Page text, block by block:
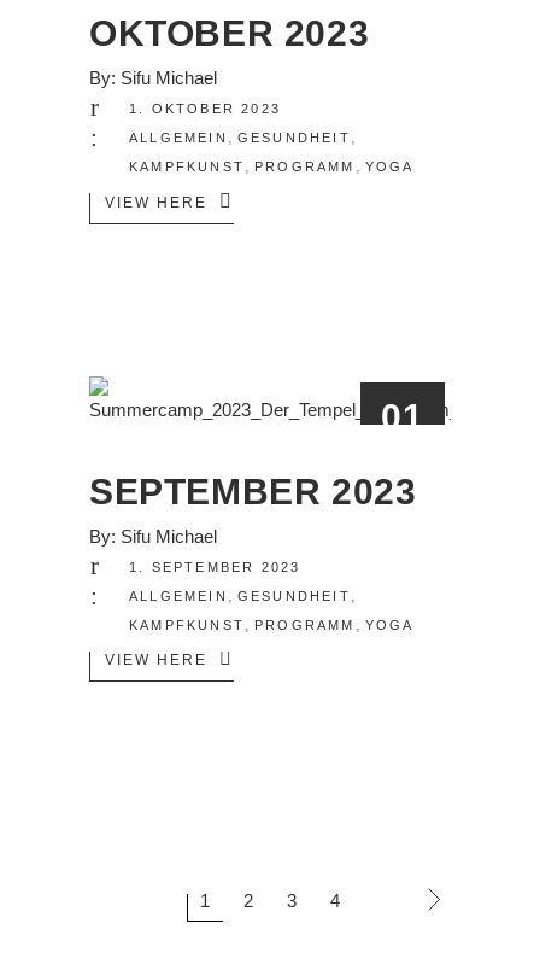
OKTOBER 2023
By: Sifu Michael
1. OKTOBER 2023
ALLGEMEIN
GESUNDHEIT
KAMPFKUNST PROGRAMM YOGA
VIEW HERE
01
SEPTEMBER 2023
By: Sifu Michael
1. SEPTEMBER 2023
ALLGEMEIN
GESUNDHEIT
KAMPFKUNST PROGRAMM YOGA
VIEW HERE
1 2 3 4